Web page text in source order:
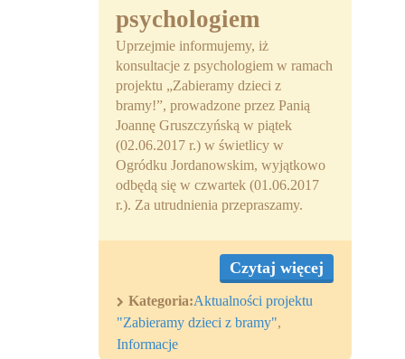
SZKOLENIA
Partnerzy
Współpraca
Sponsorzy
Kontakt
Rekrutacja Widzew
Zapytania ofertowe
psychologiem
Uprzejmie informujemy, iż
konsultacje z psychologiem w ramach
projektu „Zabieramy dzieci z
bramy!”, prowadzone przez Panią
Joannę Gruszczyńską w piątek
(02.06.2017 r.) w świetlicy w
Ogródku Jordanowskim, wyjątkowo
odbędą się w czwartek (01.06.2017
r.). Za utrudnienia przepraszamy.
Czytaj więcej
Kategoria:Aktualności projektu
"Zabieramy dzieci z bramy",
Informacje